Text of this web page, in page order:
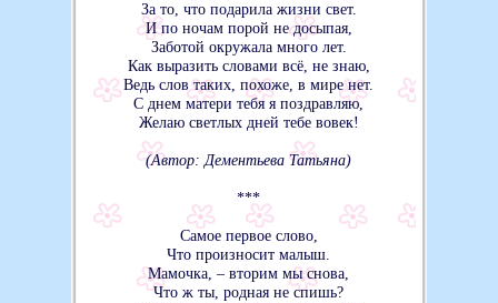
За то, что подарила жизни свет.
И по ночам порой не досыпая,
Заботой окружала много лет.
Как выразить словами всё, не знаю,
Ведь слов таких, похоже, в мире нет.
С днем матери тебя я поздравляю,
Желаю светлых дней тебе вовек!
(Автор: Дементьева Татьяна)
***
Самое первое слово,
Что произносит малыш.
Мамочка, – вторим мы снова,
Что ж ты, родная не спишь?